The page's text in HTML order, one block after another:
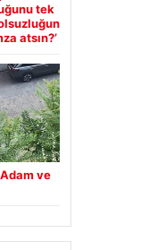
tek
atsın?’
ve